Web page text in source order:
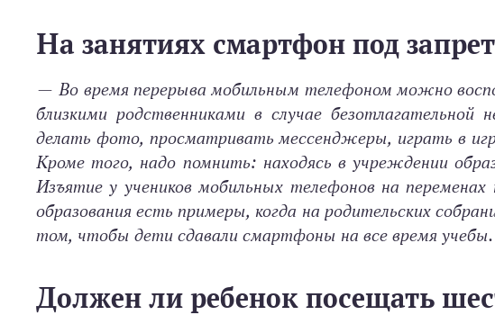
На занятиях смартфон под
— Во время перерыва мобильным телефоном можно
близкими родственниками в случае
делать фото, просматривать мессенджеры, играть в
Кроме того, надо помнить: находясь в учреждении
Изъятие у учеников мобильных телефонов на
образования есть примеры, когда на родительских
том, чтобы дети сдавали смартфоны на все время учебы.
Должен ли ребенок посещать